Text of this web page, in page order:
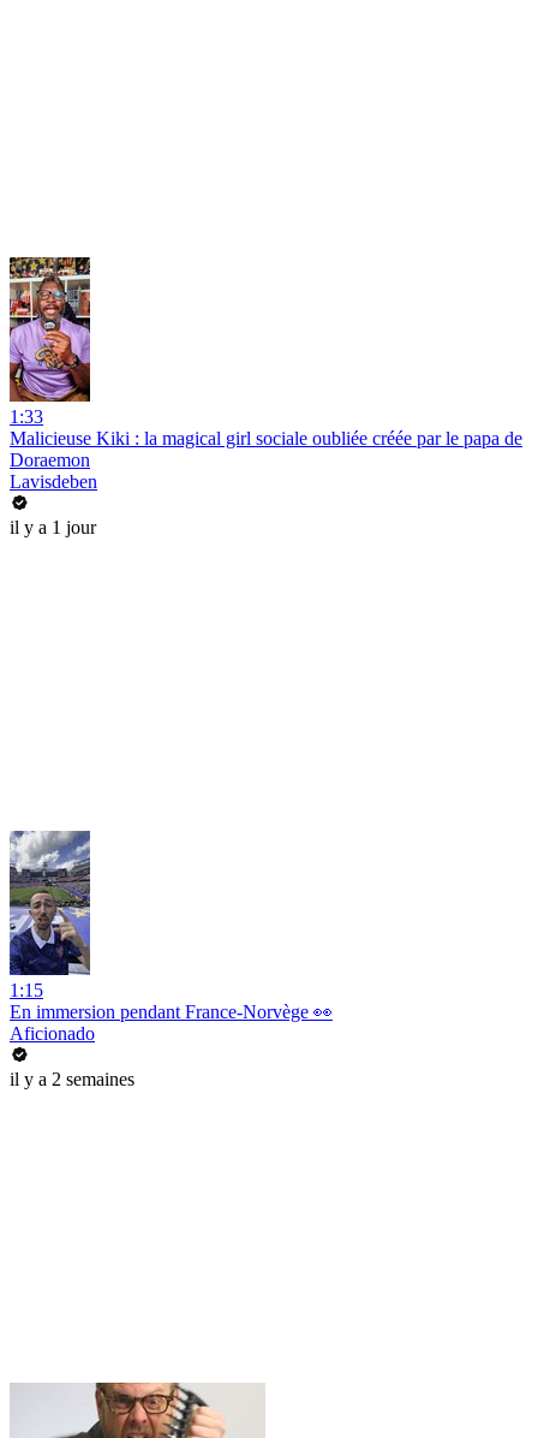
1:33
Malicieuse Kiki : la magical girl sociale oubliée créée par le papa de
Doraemon
Lavisdeben
il y a 1 jour
1:15
En immersion pendant France-Norvège 👀
Aficionado
il y a 2 semaines